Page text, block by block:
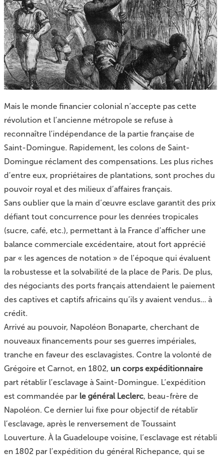
Mais le monde financier colonial n’accepte pas cette
révolution et l’ancienne métropole se refuse à
reconnaître l’indépendance de la partie française de
Saint-Domingue. Rapidement, les colons de Saint-
Domingue réclament des compensations. Les plus riches
d’entre eux, propriétaires de plantations, sont proches du
pouvoir royal et des milieux d’affaires français.
Sans oublier que la main d’œuvre esclave garantit des prix
défiant tout concurrence pour les denrées tropicales
(sucre, café, etc.), permettant à la France d’afficher une
balance commerciale excédentaire, atout fort apprécié
par « les agences de notation » de l’époque qui évaluent
la robustesse et la solvabilité de la place de Paris. De plus,
des négociants des ports français attendaient le paiement
des captives et captifs africains qu’ils y avaient vendus... à
crédit.
Arrivé au pouvoir, Napoléon Bonaparte, cherchant de
nouveaux financements pour ses guerres impériales,
tranche en faveur des esclavagistes. Contre la volonté de
Grégoire et Carnot, en 1802, un corps expéditionnaire
part rétablir l’esclavage à Saint-Domingue. L’expédition
est commandée par le général Leclerc, beau-frère de
Napoléon. Ce dernier lui fixe pour objectif de rétablir
l’esclavage, après le renversement de Toussaint
Louverture. À la Guadeloupe voisine, l’esclavage est rétabli
en 1802 par l’expédition du général Richepance, qui se